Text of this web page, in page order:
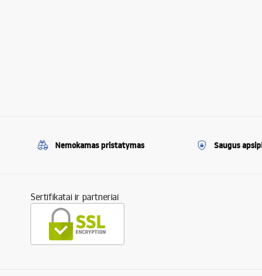
Nemokamas pristatymas Saugus
Sertifikatai ir partneriai